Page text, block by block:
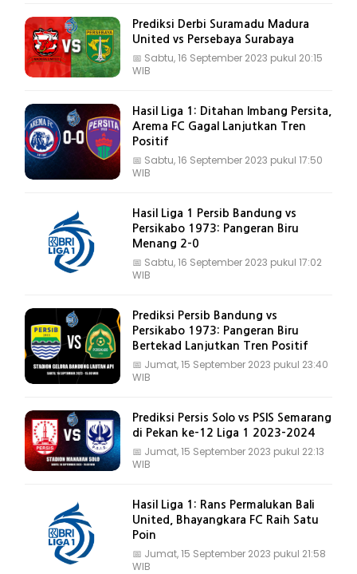
Prediksi Derbi Suramadu Madura
United vs Persebaya Surabaya
📅 Sabtu, 16 September 2023 pukul 20:15
WIB
Hasil Liga 1: Ditahan Imbang Persita,
Arema FC Gagal Lanjutkan Tren
Positif
📅 Sabtu, 16 September 2023 pukul 17:50
WIB
Hasil Liga 1 Persib Bandung vs
Persikabo 1973: Pangeran Biru
Menang 2-0
📅 Sabtu, 16 September 2023 pukul 17:02
WIB
Prediksi Persib Bandung vs
Persikabo 1973: Pangeran Biru
Bertekad Lanjutkan Tren Positif
📅 Jumat, 15 September 2023 pukul 23:40
WIB
Prediksi Persis Solo vs PSIS Semarang
di Pekan ke-12 Liga 1 2023-2024
📅 Jumat, 15 September 2023 pukul 22:13
WIB
Hasil Liga 1: Rans Permalukan Bali
United, Bhayangkara FC Raih Satu
Poin
📅 Jumat, 15 September 2023 pukul 21:58
WIB